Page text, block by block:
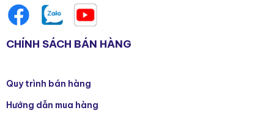
CHÍNH SÁCH BÁN HÀNG
Quy trình bán hàng
Hướng dẫn mua hàng